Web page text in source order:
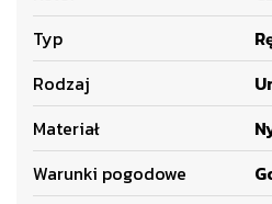
Typ
Rodzaj
Materiał
Warunki pogodowe